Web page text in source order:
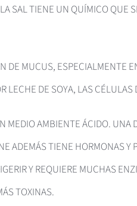
SAL TIENE UN QUÍMICO QUE
DE MUCUS,
LECHE DE SOYA, LAS
MEDIO AMBIENTE ÁCIDO.
ADEMÁS TIENE HORMONAS
Y REQUIERE MUCHAS
TOXINAS.